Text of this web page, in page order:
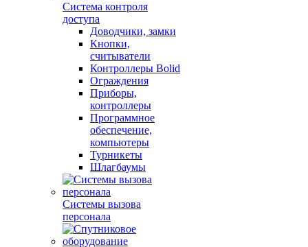
Система контроля
доступа
Доводчики, замки
Кнопки,
считыватели
Контроллеры Bolid
Ограждения
Приборы,
контроллеры
Программное
обеспечение,
компьютеры
Турникеты
Шлагбаумы
Системы вызова
персонала